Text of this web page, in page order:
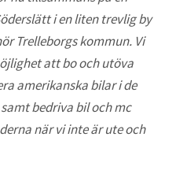
i en liten trevlig by
Trelleborgs kommun. Vi
att bo och utöva
amerikanska bilar i de
bedriva bil och mc
när vi inte är ute och